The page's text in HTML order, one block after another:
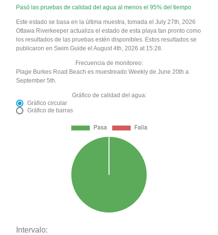
Pasó las pruebas de calidad del agua al menos el 95% del tiempo
Este estado se basa en la última muestra, tomada el July 27th, 2026
Ottawa Riverkeeper actualiza el estado de esta playa tan pronto como
los resultados de las pruebas estén disponibles. Estos resultados se
publicaron en Swim Guide el August 4th, 2026 at 15:28.
Frecuencia de monitoreo:
Plage Burkes Road Beach es muestreado Weekly de June 20th a
September 5th.
Gráfico de calidad del agua:
Gráfico circular
Gráfico de barras
Intervalo: